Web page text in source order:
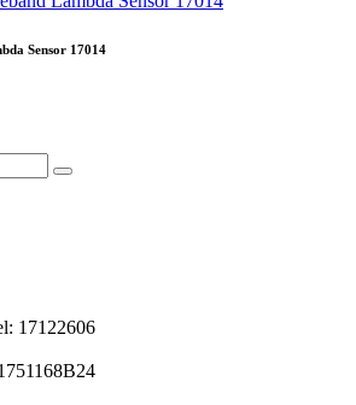
Sensor 17014
17122606